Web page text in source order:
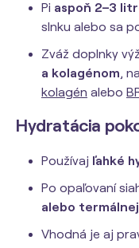
Pi aspoň 2–3
slnku alebo sa
Zváž doplnky
a kolagénom,
kolagén alebo
Hydratácia
Používaj ľahké
Po opaľovaní
alebo
Vhodná je aj